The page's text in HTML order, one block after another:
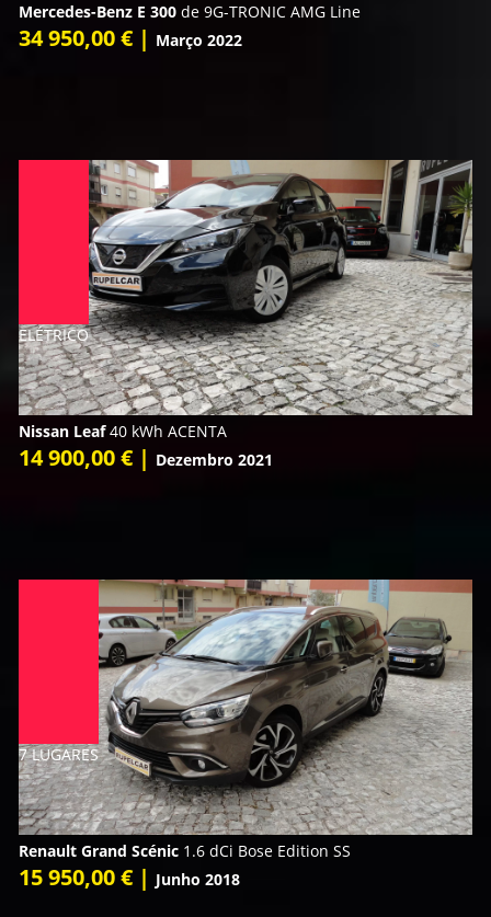
Mercedes-Benz E 300 de 9G-TRONIC AMG Line
34 950,00 € | Março 2022
ELÉTRICO
Nissan Leaf40 kWh ACENTA
14 900,00 € | Dezembro 2021
7 LUGARES
Renault Grand Scénic 1.6 dCi Bose Edition SS
15 950,00 € | Junho 2018